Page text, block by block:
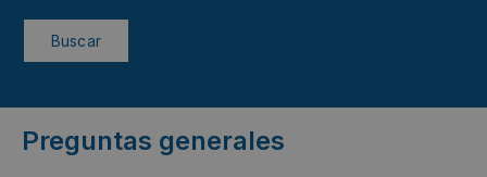
Buscar
Preguntas generales